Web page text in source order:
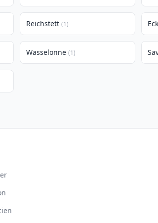
Reichstett (1)
Wasselonne (1)